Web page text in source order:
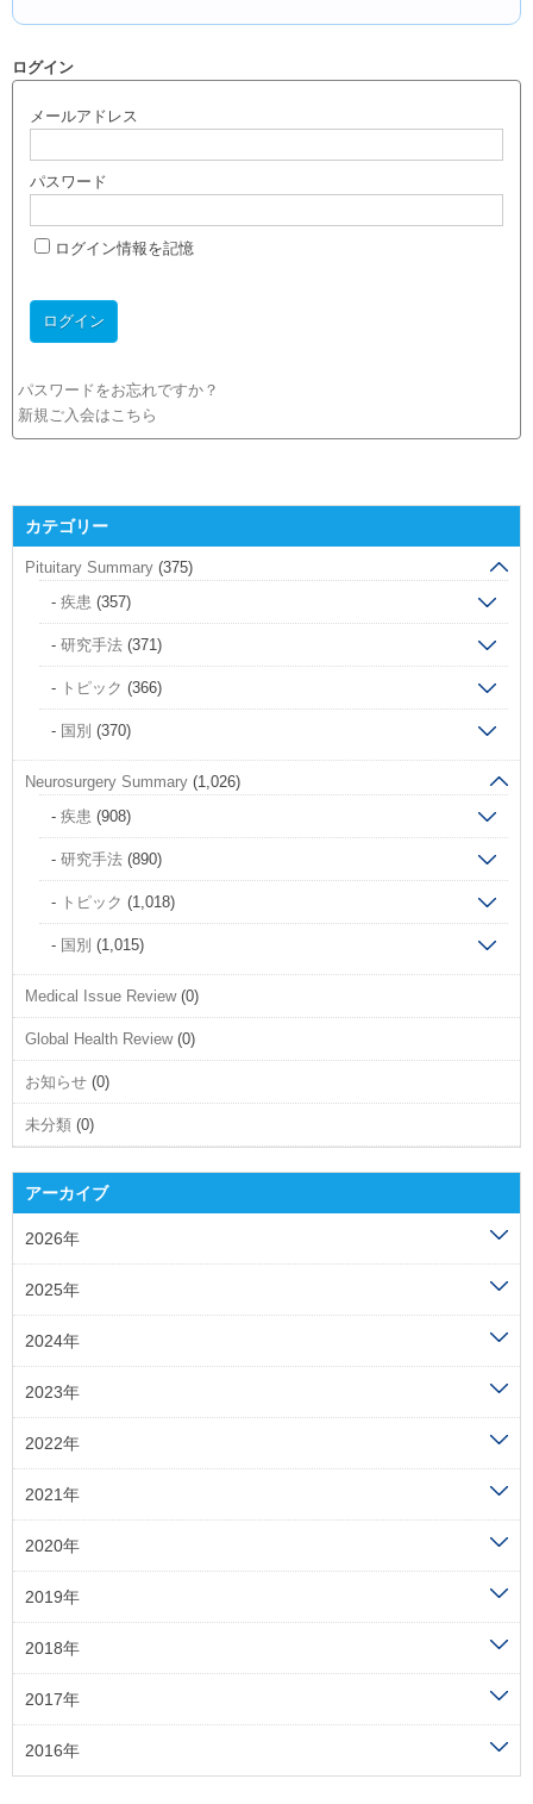
ログイン
メールアドレス
パスワード
ログイン情報を記憶
パスワードをお忘れですか？
新規ご入会はこちら
カテゴリー
Pituitary Summary (375)
疾患 (357)
研究手法 (371)
トピック (366)
国別 (370)
Neurosurgery Summary (1,026)
疾患 (908)
研究手法 (890)
トピック (1,018)
国別 (1,015)
Medical Issue Review(0)
Global Health Review(0)
お知らせ (0)
未分類 (0)
アーカイブ
2026年
2025年
2024年
2023年
2022年
2021年
2020年
2019年
2018年
2017年
2016年